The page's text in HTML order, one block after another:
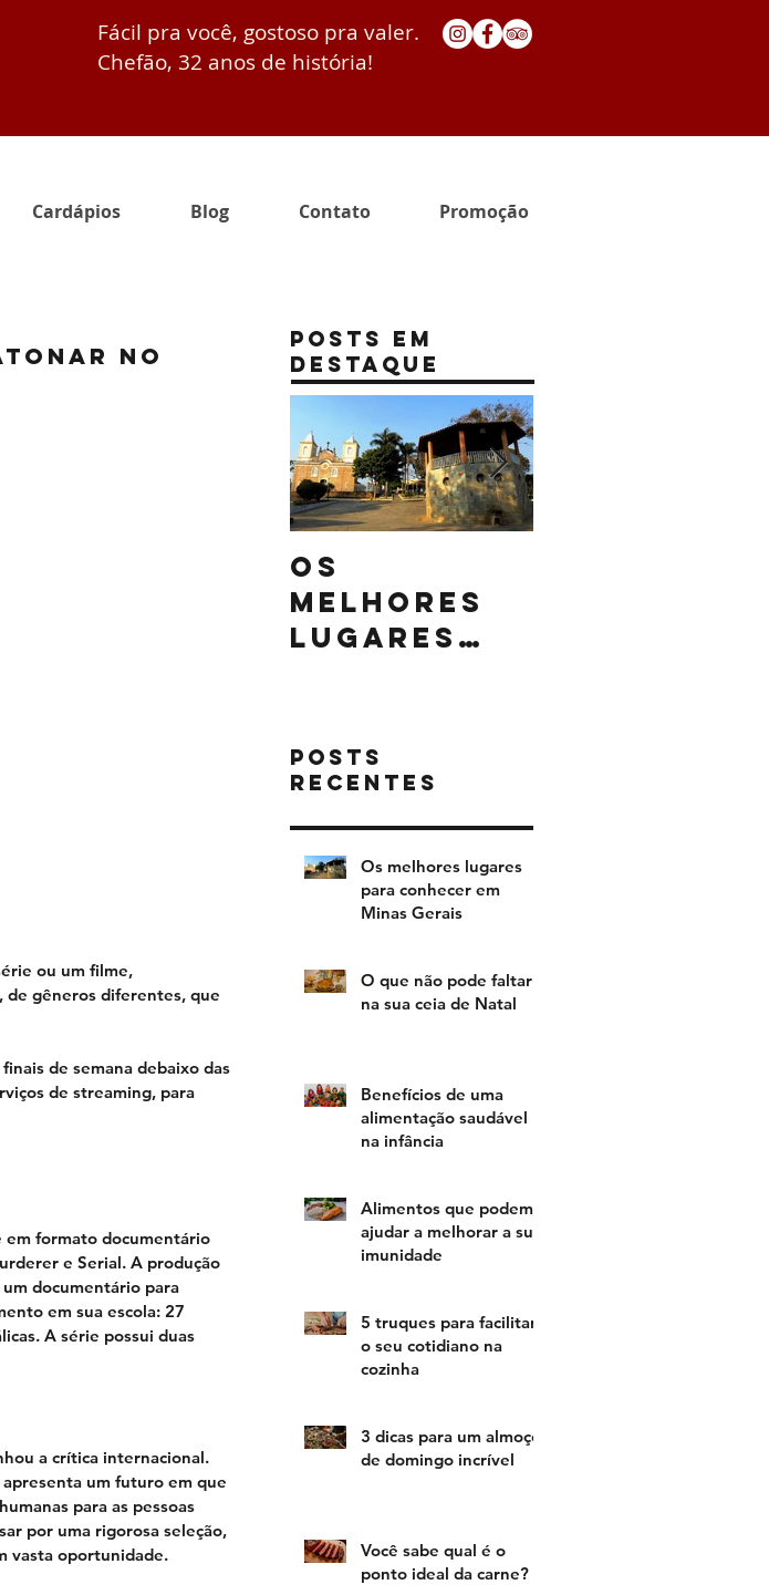
Fácil pra você, gostoso pra valer.
Chefão, 32 anos de história!
Cardápios Blog Contato Promoção
no
ou um filme,
de gêneros diferentes, que
de semana debaixo das
de streaming, para
em formato documentário
e Serial. A produção
documentário para
em sua escola: 27
A série possui duas
a crítica internacional.
um futuro em que
para as pessoas
por uma rigorosa seleção,
vasta oportunidade.
Posts Em
Destaque
Os
melhores
lugares
em Minas
Gerais
Posts
Recentes
Os melhores lugares
para conhecer em
Minas Gerais
O que não pode faltar
na sua ceia de Natal
Benefícios de uma
alimentação saudável
na infância
Alimentos que podem
ajudar a melhorar a sua
imunidade
5 truques para facilitar
o seu cotidiano na
cozinha
3 dicas para um almoço
de domingo incrível
Você sabe qual é o
ponto ideal da carne?